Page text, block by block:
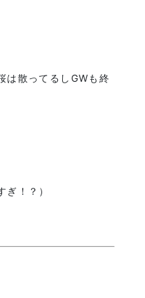
は散ってるしGWも終
！？）